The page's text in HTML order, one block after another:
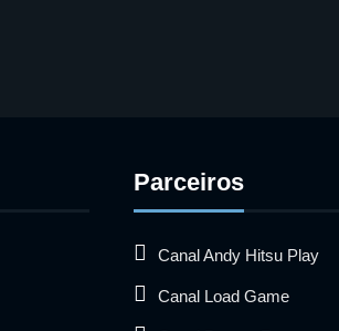
Parceiros
Canal Andy Hitsu Play
Canal Load Game